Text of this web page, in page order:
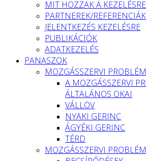
MIT HOZZAK A
PARTNEREK/REFERENCIÁK
JELENTKEZÉS KEZELÉSRE
PUBLIKÁCIÓK
ADATKEZELÉS
PANASZOK
MOZGÁSSZERVI
A MOZGÁSSZERVI
ÁLTALÁNOS OKAI
VÁLLÖV
NYAKI GERINC
ÁGYÉKI GERINC
TÉRD
MOZGÁSSZERVI